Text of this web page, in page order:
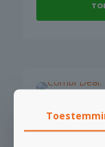
Combi Deal:
€295,14 €